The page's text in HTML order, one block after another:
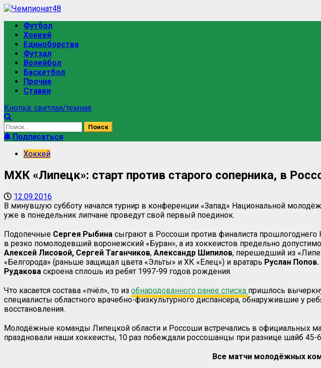
Футбол
Хоккей
Единоборства
Футзал
Волейбол
Баскетбол
Прочие
Ставки
Кнопка: светлая/темная
Подписаться
Хоккей
МХК «Липецк»: старт против старого соперника, в
12.09.2016
В минувшую субботу начался турнир в конференции «Запад» Национальной
уже в понедельник липчане проведут свой первый поединок.
Подопечные Сергея Рыбина сыграют в Россоши против финалиста прошлогоднего
в резко помолодевший воронежский «Буран», а из хоккеистов предельно
Алексей Лисовой, Сергей Таганчиков, Александр Шипилов, перешедший из
«Белгорода» (раньше защищал цвета «Эльты» и ХК «Елец») и вратарь Руслан Попов.
Рудакова скроена сплошь из ребят 1997-99 годов рождения.
Что касается состава «пчёл», то из обнародованного ранее списка пришлось
специалисты областного врачебно-физкультурного диспансера, обнаружившие у
восстановления.
Молодёжные команды Липецкой области и Россоши встречались в официальных
праздновали наши хоккеисты, 10 раз побеждали россошанцы при разнице шайб
Все матчи молодёжных